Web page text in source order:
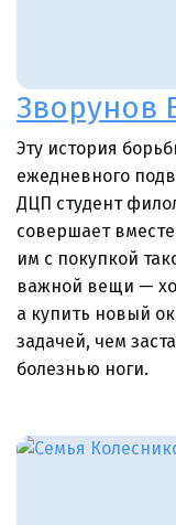
Зворунов
Эту история
ежедневного
ДЦП студент
совершает
им с покупкой
важной вещи —
а купить новый
задачей, чем
болезнью ноги.